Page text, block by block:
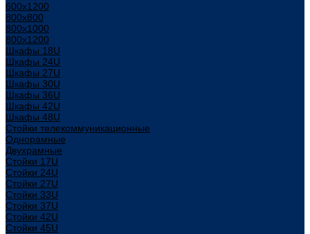
600х1200
800x800
800х1000
800х1200
Шкафы 18U
Шкафы 24U
Шкафы 27U
Шкафы 30U
Шкафы 36U
Шкафы 42U
Шкафы 48U
Стойки телекоммуникационные
Однорамные
Двухрамные
Стойки 17U
Стойки 24U
Стойки 27U
Стойки 33U
Стойки 37U
Стойки 42U
Стойки 45U